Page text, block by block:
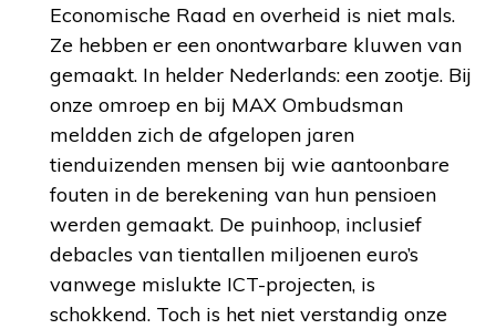
Economische Raad en overheid is niet mals.
Ze hebben er een onontwarbare kluwen van
gemaakt. In helder Nederlands: een zootje. Bij
onze omroep en bij MAX Ombudsman
meldden zich de afgelopen jaren
tienduizenden mensen bij wie aantoonbare
fouten in de berekening van hun pensioen
werden gemaakt. De puinhoop, inclusief
debacles van tientallen miljoenen euro’s
vanwege mislukte ICT-projecten, is
schokkend. Toch is het niet verstandig onze